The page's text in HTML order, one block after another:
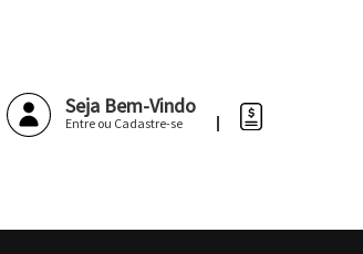
Seja Bem-Vindo
Entre ou Cadastre-se